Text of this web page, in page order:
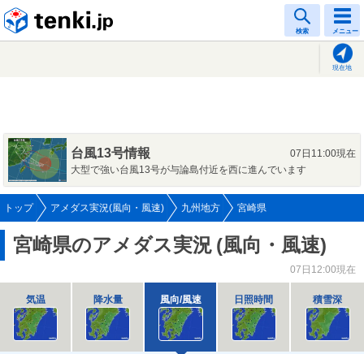
検索 メニュー
現在地
台風13号情報
07日11:00現在
大型で強い台風13号が与論島付近を西に進んでいます
トップ アメダス実況(風向・風速) 九州地方 宮崎県
宮崎県のアメダス実況 (風向・風速)
07日12:00現在
気温 降水量 風向/風速 日照時間 積雪深